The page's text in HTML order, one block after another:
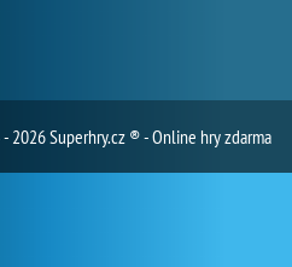
2026 Superhry.cz ® - Online hry zdarma